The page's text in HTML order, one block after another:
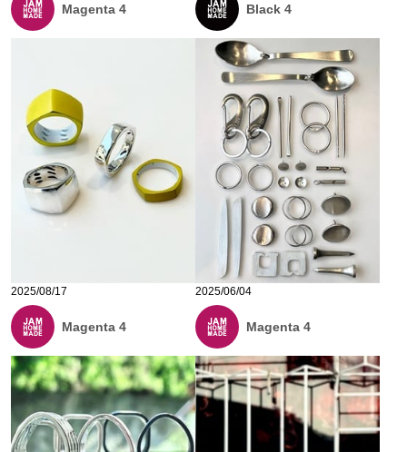
Magenta 4 Black 4
2025/08/17
Magenta 4
2025/06/04
Magenta 4